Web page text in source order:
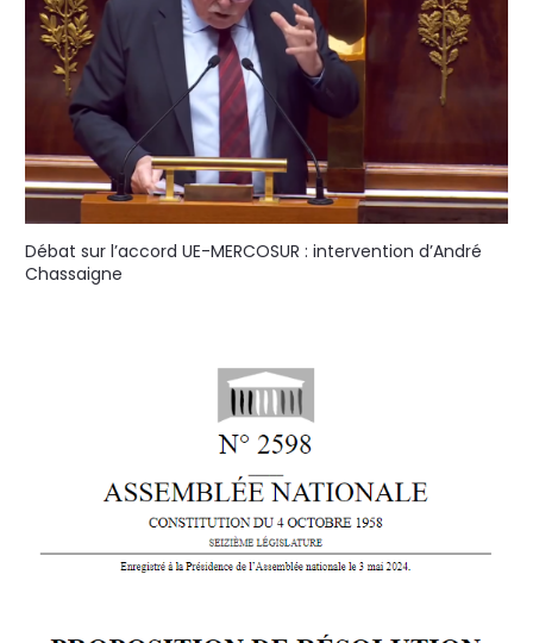
Débat sur l’accord UE-MERCOSUR : intervention d’André
Chassaigne